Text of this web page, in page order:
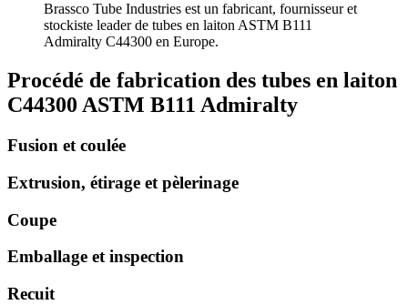
Brassco Tube Industries est un fabricant, fournisseur et
stockiste leader de tubes en laiton ASTM B111
Admiralty C44300 en Europe.
Procédé de fabrication des tubes en laiton
C44300 ASTM B111 Admiralty
Fusion et coulée
Extrusion, étirage et pèlerinage
Coupe
Emballage et inspection
Recuit